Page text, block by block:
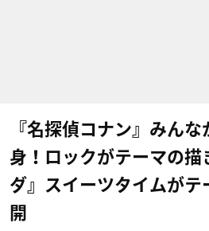
『名探偵コナン』みん
身！ロックがテーマの描
ダ』スイーツタイムがテ
開